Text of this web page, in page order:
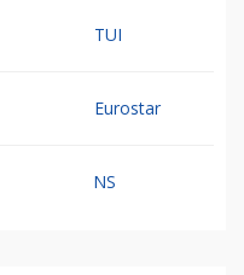
TUI
Eurostar
NS